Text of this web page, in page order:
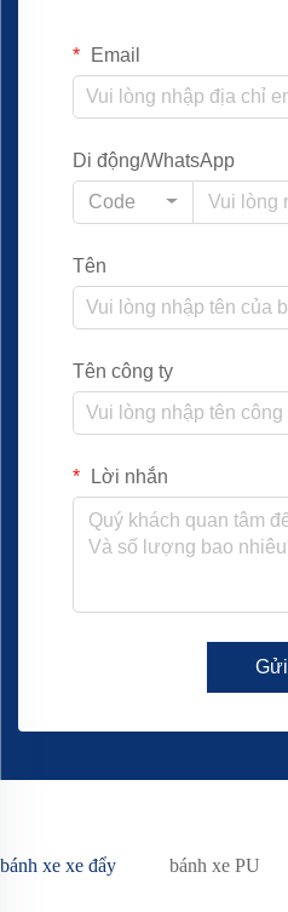
Email
Di động/WhatsApp
Code
Tên
Tên công ty
Lời nhắn
Gửi
bánh xe xe đẩy bánh xe PU